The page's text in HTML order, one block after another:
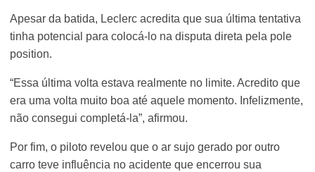
Apesar da batida, Leclerc acredita que sua última tentativa
tinha potencial para colocá-lo na disputa direta pela pole
position.
“Essa última volta estava realmente no limite. Acredito que
era uma volta muito boa até aquele momento. Infelizmente,
não consegui completá-la”, afirmou.
Por fim, o piloto revelou que o ar sujo gerado por outro
carro teve influência no acidente que encerrou sua